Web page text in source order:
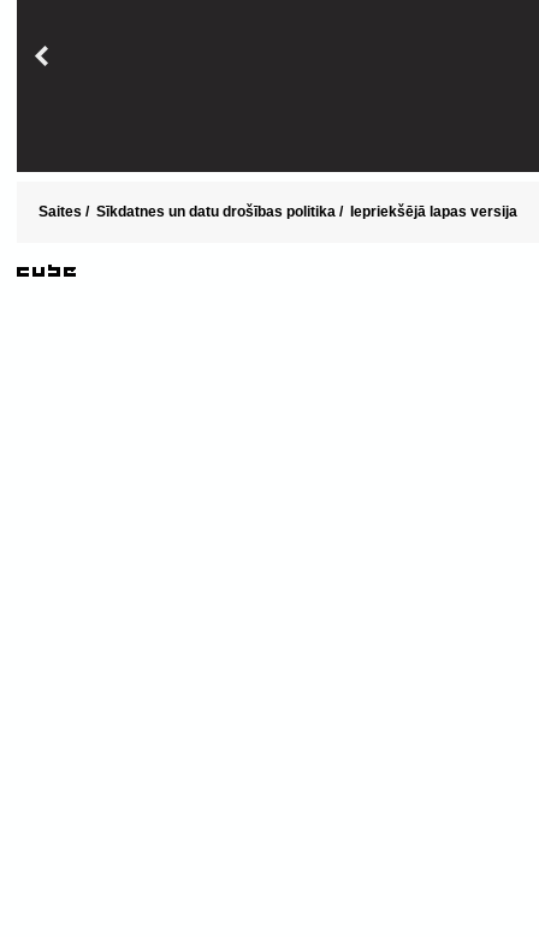
Saites / Sīkdatnes un datu drošības politika / Iepriekšējā lapas versija